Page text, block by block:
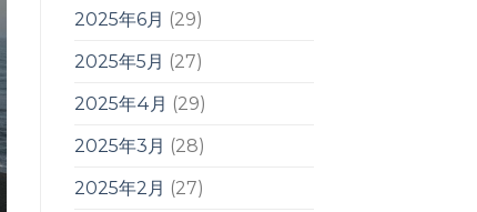
2025年6月 (29)
2025年5月 (27)
2025年4月 (29)
2025年3月 (28)
2025年2月 (27)